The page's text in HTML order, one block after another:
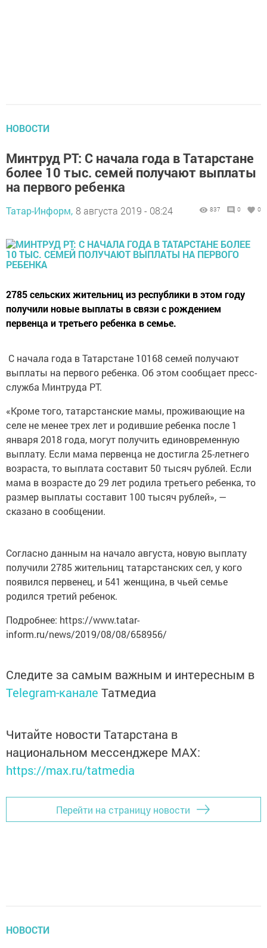
НОВОСТИ
Минтруд РТ: С начала года в Татарстане
более 10 тыс. семей получают выплаты
на первого ребенка
Татар-Информ, 8 августа 2019 - 08:24 837 0 0
2785 сельских жительниц из республики в этом году
получили новые выплаты в связи с рождением
первенца и третьего ребенка в семье.
С начала года в Татарстане 10168 семей получают
выплаты на первого ребенка. Об этом сообщает пресс-
служба Минтруда РТ.
«Кроме того, татарстанские мамы, проживающие на
селе не менее трех лет и родившие ребенка после 1
января 2018 года, могут получить единовременную
выплату. Если мама первенца не достигла 25-летнего
возраста, то выплата составит 50 тысяч рублей. Если
мама в возрасте до 29 лет родила третьего ребенка, то
размер выплаты составит 100 тысяч рублей», —
сказано в сообщении.
Согласно данным на начало августа, новую выплату
получили 2785 жительниц татарстанских сел, у кого
появился первенец, и 541 женщина, в чьей семье
родился третий ребенок.
Подробнее: https://www.tatar-
inform.ru/news/2019/08/08/658956/
Следите за самым важным и интересным в
Telegram-канале Татмедиа
Читайте новости Татарстана в
национальном мессенджере MАХ:
https://max.ru/tatmedia
Перейти на страницу новости
НОВОСТИ